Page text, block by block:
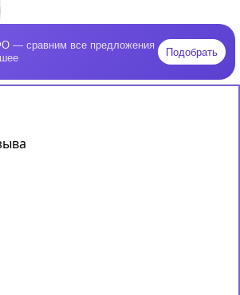
— сравним все предложения
Подобрать